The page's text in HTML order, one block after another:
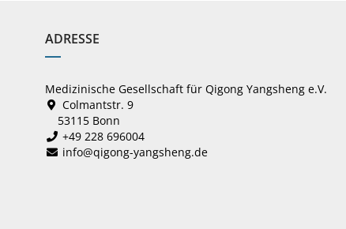
ADRESSE
Medizinische Gesellschaft für Qigong Yangsheng e.V.
Colmantstr. 9
53115 Bonn
+49 228 696004
info@qigong-yangsheng.de